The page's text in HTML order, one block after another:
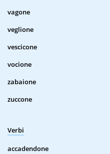
vagone
veglione
vescicone
vocione
zabaione
zuccone
Verbi
accadendone